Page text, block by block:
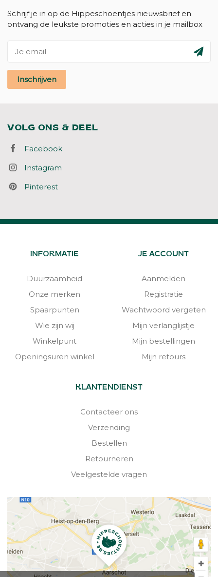
Schrijf je in op de Hippeschoentjes nieuwsbrief en
ontvang de leukste promoties en acties in je mailbox
Inschrijven
VOLG ONS & DEEL
Facebook
Instagram
Pinterest
INFORMATIE
Duurzaamheid
Onze merken
Spaarpunten
Wie zijn wij
Winkelpunt
Openingsuren winkel
JE ACCOUNT
Aanmelden
Registratie
Wachtwoord vergeten
Mijn verlanglijstje
Mijn bestellingen
Mijn retours
KLANTENDIENST
Contacteer ons
Verzending
Bestellen
Retourneren
Veelgestelde vragen